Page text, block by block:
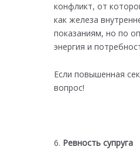
конфликт, от
как железа
показаниям, но по
энергия и
Если повышенная
вопрос!
Ревность супруга